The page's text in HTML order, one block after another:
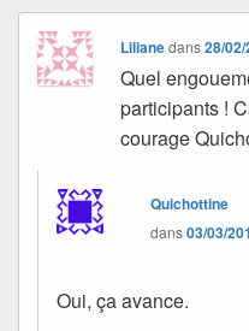
Lilianedans28/
Quel
participants !
courage
Quichottine
dans03/03/
Oui, ça avance.